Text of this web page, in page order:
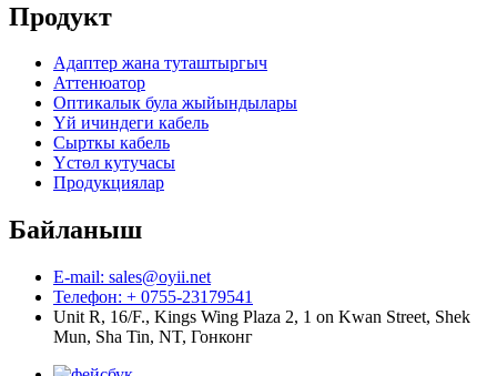
Продукт
Адаптер жана туташтыргыч
Аттенюатор
Оптикалык була жыйындылары
Үй ичиндеги кабель
Сырткы кабель
Үстөл кутучасы
Продукциялар
Байланыш
E-mail: sales@oyii.net
Телефон: + 0755-23179541
Unit R, 16/F., Kings Wing Plaza 2, 1 on Kwan Street, Shek
Mun, Sha Tin, NT, Гонконг